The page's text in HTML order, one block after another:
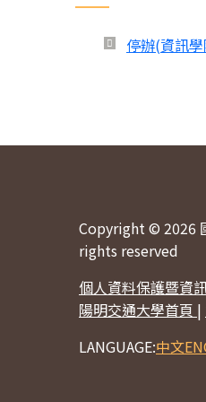
停辦(資訊
Copyright © 2026
rights reserved
個人資料保護暨資
陽明交通大學首頁 |
LANGUAGE:中文